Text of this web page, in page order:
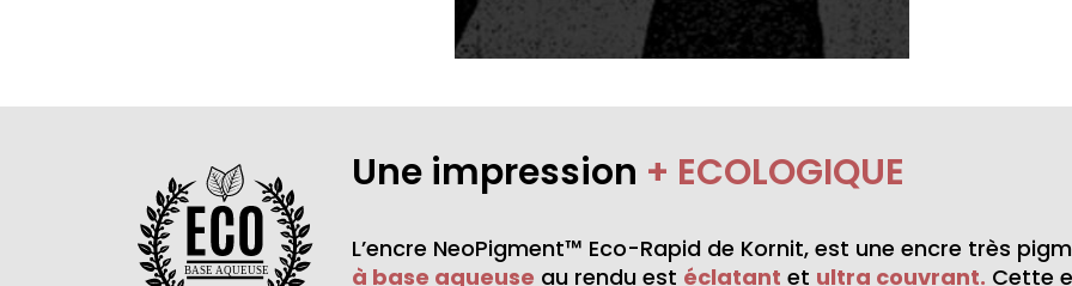
BASE AQUEUSE
Une impression + ECOLOGIQUE
L’encre NeoPigment™ Eco-Rapid de Kornit, est une encre très
à base aqueuse au rendu est éclatant et ultra couvrant. Cette